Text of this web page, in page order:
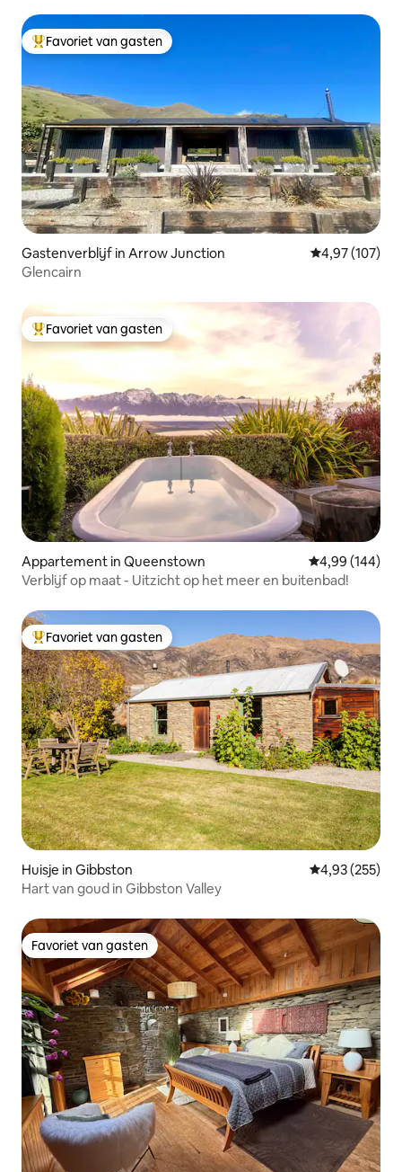
Topfavoriet van gasten
Favoriet van gasten
Gastenverblijf in Arrow Junction Gemiddelde
4,97 (107)
Glencairn
Topfavoriet van gasten
Favoriet van gasten
Appartement in Queenstown Gemiddelde
4,99 (144)
Verblijf op maat - Uitzicht op het meer en buitenbad!
Topfavoriet van gasten
Favoriet van gasten
Huisje in Gibbston Gemiddelde
4,93 (255)
Hart van goud in Gibbston Valley
Favoriet van gasten
Favoriet van gasten